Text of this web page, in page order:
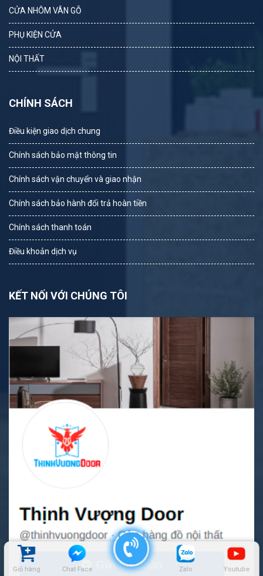
Giỏ hàng Chat Face Zalo Youtube
CỬA NHÔM VÂN GỖ
PHỤ KIỆN CỬA
NỘI THẤT
CHÍNH SÁCH
Điều kiện giao dịch chung
Chính sách bảo mật thông tin
Chính sách vận chuyển và giao nhận
Chính sách bảo hành đổi trả hoàn tiền
Chính sách thanh toán
Điều khoản dịch vụ
KẾT NỐI VỚI CHÚNG TÔI